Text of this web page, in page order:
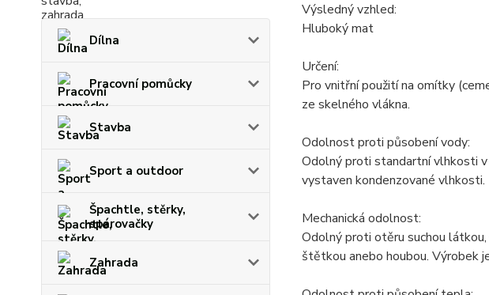
Dílna
Pracovní pomůcky
Stavba
Sport a outdoor
Špachtle, stěrky,
spárovačky
Zahrada
Výsledný vzhled:
Hluboký mat
Určení:
Pro vnitřní použití na omítky
ze skelného vlákna.
Odolnost proti působení vody:
Odolný proti standartní vlhkosti
vystaven kondenzované vlhkosti.
Mechanická odolnost:
Odolný proti otěru suchou
štětkou anebo houbou. Výrobek